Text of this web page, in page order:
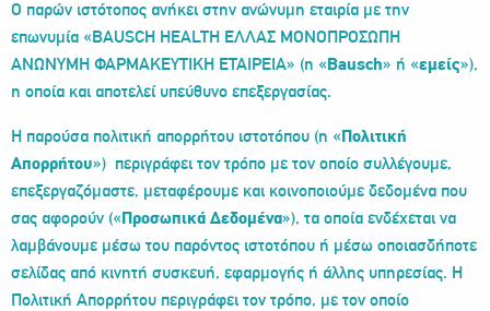
Ο παρών ιστότοπος ανήκει στην ανώνυμη εταιρία με την
επωνυμία «BAUSCH HEALTH ΕΛΛΑΣ ΜΟΝΟΠΡΟΣΩΠΗ
ΑΝΩΝΥΜΗ ΦΑΡΜΑΚΕΥΤΙΚΗ ΕΤΑΙΡΕΙΑ» (η « Bausch» ή «εμείς»),
η οποία και αποτελεί υπεύθυνο επεξεργασίας.
Η παρούσα πολιτική απορρήτου ιστοτόπου (η « Πολιτική
Απορρήτου») περιγράφει τον τρόπο με τον οποίο συλλέγουμε,
επεξεργαζόμαστε, μεταφέρουμε και κοινοποιούμε δεδομένα που
σας αφορούν (« Προσωπικά Δεδομένα»), τα οποία ενδέχεται να
λαμβάνουμε μέσω του παρόντος ιστοτόπου ή μέσω οποιασδήποτε
σελίδας από κινητή συσκευή, εφαρμογής ή άλλης υπηρεσίας. Η
Πολιτική Απορρήτου περιγράφει τον τρόπο, με τον οποίο